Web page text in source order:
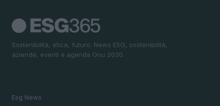
Sostenibilità, etica, futuro. News ESG, sostenibilità,
aziende, eventi e agenda Onu 2030.
Esg News